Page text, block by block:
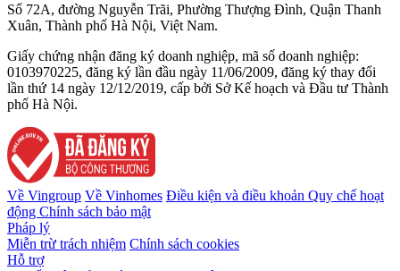
Số 72A, đường Nguyễn Trãi, Phường Thượng Đình, Quận Thanh
Xuân, Thành phố Hà Nội, Việt Nam.
Giấy chứng nhận đăng ký doanh nghiệp, mã số doanh nghiệp:
0103970225, đăng ký lần đầu ngày 11/06/2009, đăng ký thay đổi
lần thứ 14 ngày 12/12/2019, cấp bởi Sở Kế hoạch và Đầu tư Thành
phố Hà Nội.
Về Vingroup Về Vinhomes Điều kiện và điều khoản Quy chế hoạt
động Chính sách bảo mật
Pháp lý
Miễn trừ trách nhiệm Chính sách cookies
Hỗ trợ